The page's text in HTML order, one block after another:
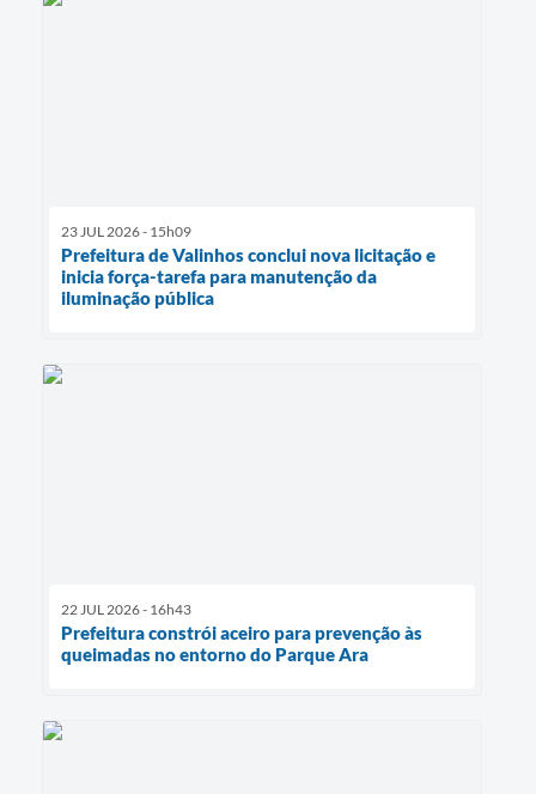
23 JUL 2026 - 15h09
Prefeitura de Valinhos conclui nova licitação e
inicia força-tarefa para manutenção da
iluminação pública
22 JUL 2026 - 16h43
Prefeitura constrói aceiro para prevenção às
queimadas no entorno do Parque Ara